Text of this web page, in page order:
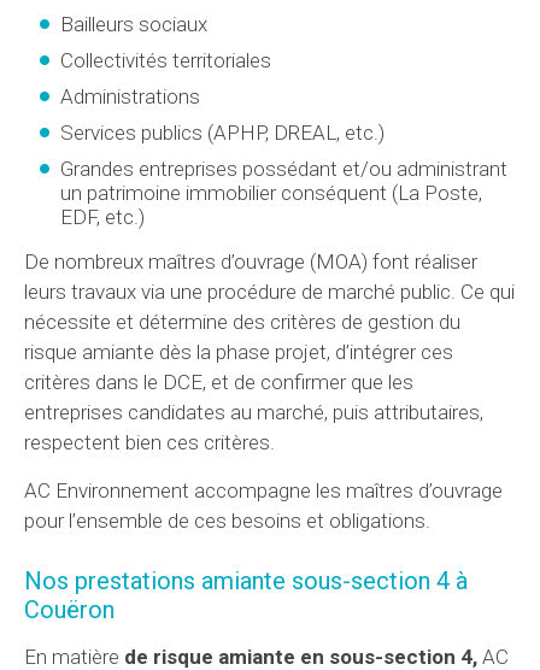
Bailleurs sociaux
Collectivités territoriales
Administrations
Services publics (APHP, DREAL, etc.)
Grandes entreprises possédant et/ou administrant
un patrimoine immobilier conséquent (La Poste,
EDF, etc.)
De nombreux maîtres d’ouvrage (MOA) font réaliser
leurs travaux via une procédure de marché public. Ce qui
nécessite et détermine des critères de gestion du
risque amiante dès la phase projet, d’intégrer ces
critères dans le DCE, et de confirmer que les
entreprises candidates au marché, puis attributaires,
respectent bien ces critères.
AC Environnement accompagne les maîtres d’ouvrage
pour l’ensemble de ces besoins et obligations.
Nos prestations amiante sous-section 4 à
Couëron
En matière de risque amiante en sous-section 4, AC